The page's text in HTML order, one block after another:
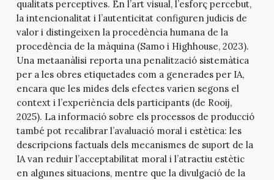
qualitats perceptives. En l’art visual, l’esforç percebut,
la intencionalitat i l’autenticitat configuren judicis de
valor i distingeixen la procedència humana de la
procedència de la màquina (Samo i Highhouse, 2023).
Una metaanàlisi reporta una penalització sistemàtica
per a les obres etiquetades com a generades per IA,
encara que les mides dels efectes varien segons el
context i l’experiència dels participants (de Rooij,
2025). La informació sobre els processos de producció
també pot recalibrar l’avaluació moral i estètica: les
descripcions factuals dels mecanismes de suport de la
IA van reduir l’acceptabilitat moral i l’atractiu estètic
en algunes situacions, mentre que la divulgació de la